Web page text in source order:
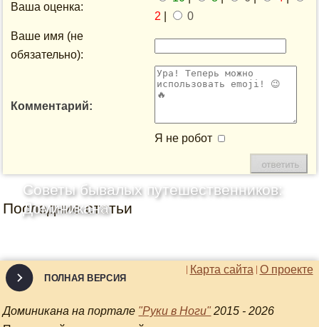
Ваша оценка:
2
0
Ваше имя (не
обязательно):
Комментарий:
Я не робот
Последние статьи
Советы бывалых путешественников:
Доминикана
О проекте
Карта сайта
ПОЛНАЯ ВЕРСИЯ
Доминикана на портале "Руки в Ноги" 2015 - 2026